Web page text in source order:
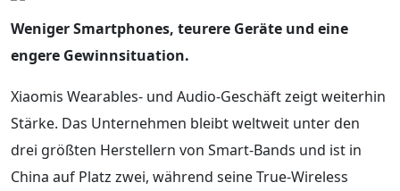
Weniger Smartphones, teurere Geräte und eine
engere Gewinnsituation.
Xiaomis Wearables- und Audio-Geschäft zeigt weiterhin
Stärke. Das Unternehmen bleibt weltweit unter den
drei größten Herstellern von Smart-Bands und ist in
China auf Platz zwei, während seine True-Wireless